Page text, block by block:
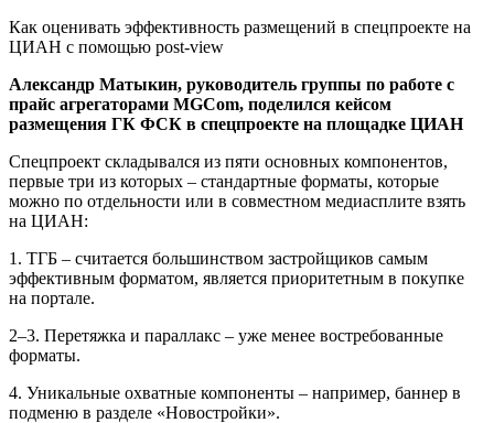
Как оценивать эффективность размещений в спецпроекте на
ЦИАН с помощью post-view
Александр Матыкин, руководитель группы по работе с
прайс агрегаторами MGCom, поделился кейсом
размещения ГК ФСК в спецпроекте на площадке ЦИАН
Спецпроект складывался из пяти основных компонентов,
первые три из которых – стандартные форматы, которые
можно по отдельности или в совместном медиасплите взять
на ЦИАН:
1. ТГБ – считается большинством застройщиков самым
эффективным форматом, является приоритетным в покупке
на портале.
2–3. Перетяжка и параллакс – уже менее востребованные
форматы.
4. Уникальные охватные компоненты – например, баннер в
подменю в разделе «Новостройки».